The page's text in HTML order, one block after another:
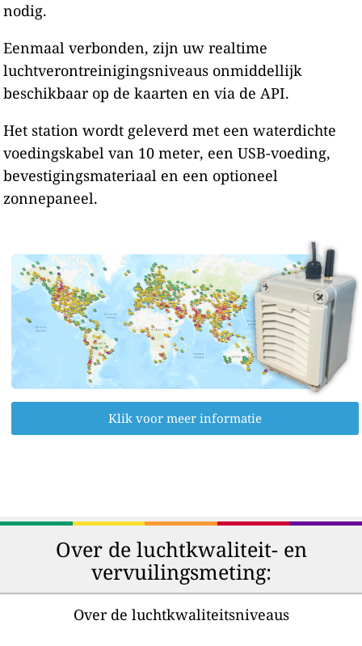
nodig.
Eenmaal verbonden, zijn uw realtime
luchtverontreinigingsniveaus onmiddellijk
beschikbaar op de kaarten en via de API.
Het station wordt geleverd met een waterdichte
voedingskabel van 10 meter, een USB-voeding,
bevestigingsmateriaal en een optioneel
zonnepaneel.
Klik voor meer informatie
Over de luchtkwaliteit- en
vervuilingsmeting:
Over de luchtkwaliteitsniveaus